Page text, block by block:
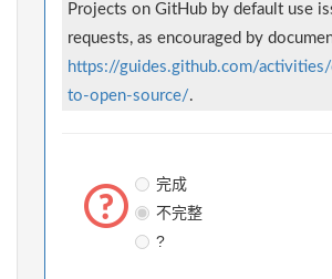
Projects on GitHub by default use
requests, as encouraged by
https://guides.github.com/
to-open-source/.
完成
不完整
?